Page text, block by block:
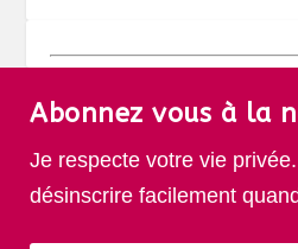
Abonnez vous à la
Je respecte votre vie
désinscrire facilement